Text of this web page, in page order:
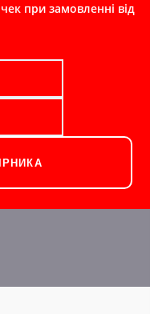
при замовленні від